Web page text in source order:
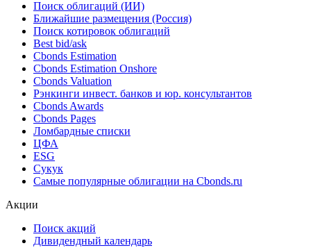
Поиск облигаций (ИИ)
Ближайшие размещения (Россия)
Поиск котировок облигаций
Best bid/ask
Cbonds Estimation
Cbonds Estimation Onshore
Cbonds Valuation
Рэнкинги инвест. банков и юр. консультантов
Cbonds Awards
Cbonds Pages
Ломбардные списки
ЦФА
ESG
Сукук
Самые популярные облигации на Cbonds.ru
Акции
Поиск акций
Дивидендный календарь